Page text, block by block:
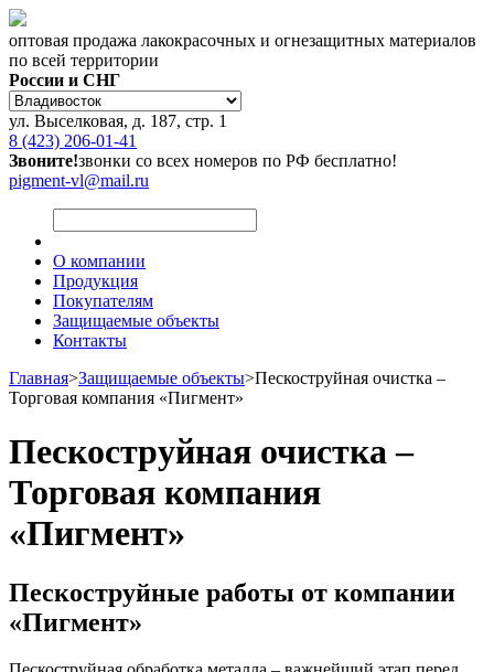
оптовая продажа лакокрасочных и огнезащитных материалов
по всей территории
России и СНГ
ул. Выселковая, д. 187, стр. 1
8 (423) 206-01-41
Звоните!звонки со всех номеров по РФ бесплатно!
pigment-vl@mail.ru
О компании
Продукция
Покупателям
Защищаемые объекты
Контакты
Главная>Защищаемые объекты>Пескоструйная очистка –
Торговая компания «Пигмент»
Пескоструйная очистка –
Торговая компания
«Пигмент»
Пескоструйные работы от компании
«Пигмент»